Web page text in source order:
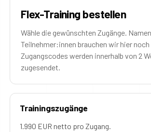
Flex-Training bestellen
Wähle die gewünschten Zugänge.
Teilnehmer:innen brauchen wir hier
Zugangscodes werden innerhalb von 2
zugesendet.
Trainingszugänge
1.990 EUR netto pro Zugang.